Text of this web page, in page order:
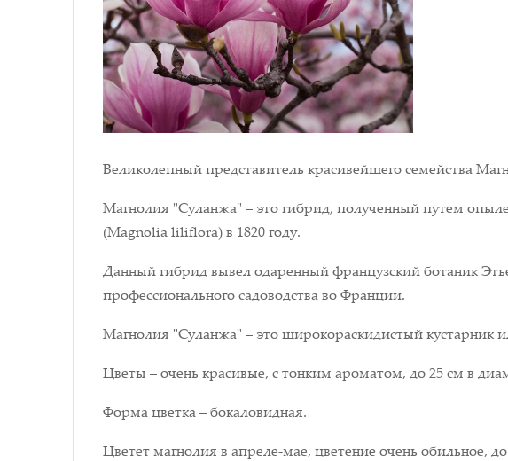
Великолепный представитель красивейшего семейства
Магнолия "Суланжа" – это гибрид, полученный путем
(Magnolia liliflora) в 1820 году.
Данный гибрид вывел одаренный французский ботаник
профессионального садоводства во Франции.
Магнолия "Суланжа" – это широкораскидистый кустарник
Цветы – очень красивые, с тонким ароматом, до 25 см в
Форма цветка – бокаловидная.
Цветет магнолия в апреле-мае, цветение очень обильное,